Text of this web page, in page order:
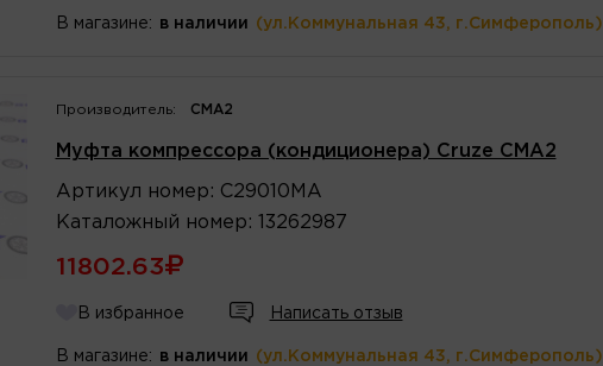
В магазине: в наличии (ул.Коммунальная 43, г.Симферополь)
Производитель: CMA2
Муфта компрессора (кондиционера) Cruze CMA2
Артикул номер : C29010MA
Каталожный номер : 13262987
11802.63
В избранное Написать отзыв
В магазине: в наличии (ул.Коммунальная 43, г.Симферополь)